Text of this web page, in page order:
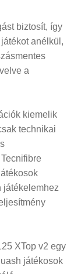
biztosít, így
anélkül,
a
kiemelik
technikai
játékelemhez
XTop v2 egy
játékosok